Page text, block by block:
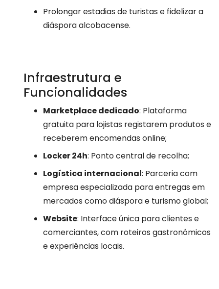
Prolongar estadias de turistas e fidelizar a
diáspora alcobacense.
Infraestrutura e
Funcionalidades
Marketplace dedicado: Plataforma
gratuita para lojistas registarem produtos e
receberem encomendas online;
Locker 24h: Ponto central de recolha;
Logística internacional: Parceria com
empresa especializada para entregas em
mercados como diáspora e turismo global;
Website: Interface única para clientes e
comerciantes, com roteiros gastronómicos
e experiências locais.